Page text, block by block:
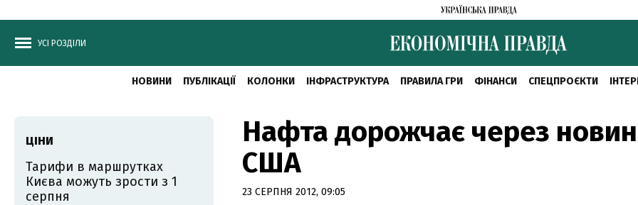
УСІ РОЗДІЛИ
НОВИНИ ПУБЛІКАЦІЇ КОЛОНКИ ІНФРАСТРУКТУРА ПРАВИЛА ГРИ ФІНАНСИ СПЕЦПРОЄКТИ
Нафта дорожчає через
США
23 СЕРПНЯ 2012, 09:05
ЦІНИ
Тарифи в маршрутках
Києва можуть зрости з 1
серпня